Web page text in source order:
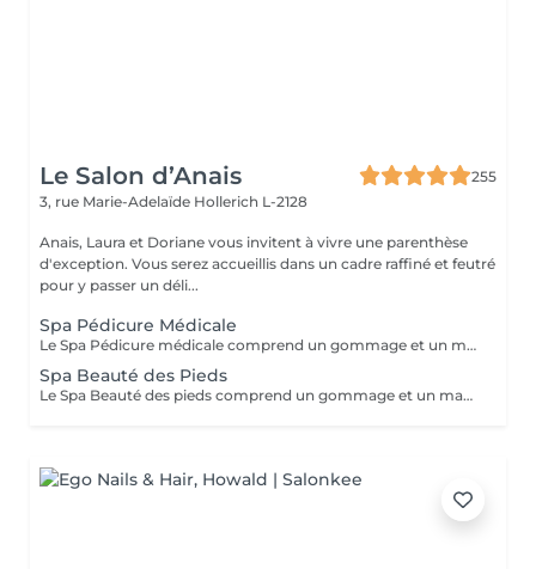
Le Salon d’Anais
255
3, rue Marie-Adelaïde Hollerich L-2128
Anais, Laura et Doriane vous invitent à vivre une parenthèse
d'exception. Vous serez accueillis dans un cadre raffiné et feutré
pour y passer un déli...
Spa Pédicure Médicale
Le Spa Pédicure médicale comprend un gommage et un massage des pieds
Spa Beauté des Pieds
Le Spa Beauté des pieds comprend un gommage et un massage des pieds Retrait du vernis semi permanent offert dans la prestation